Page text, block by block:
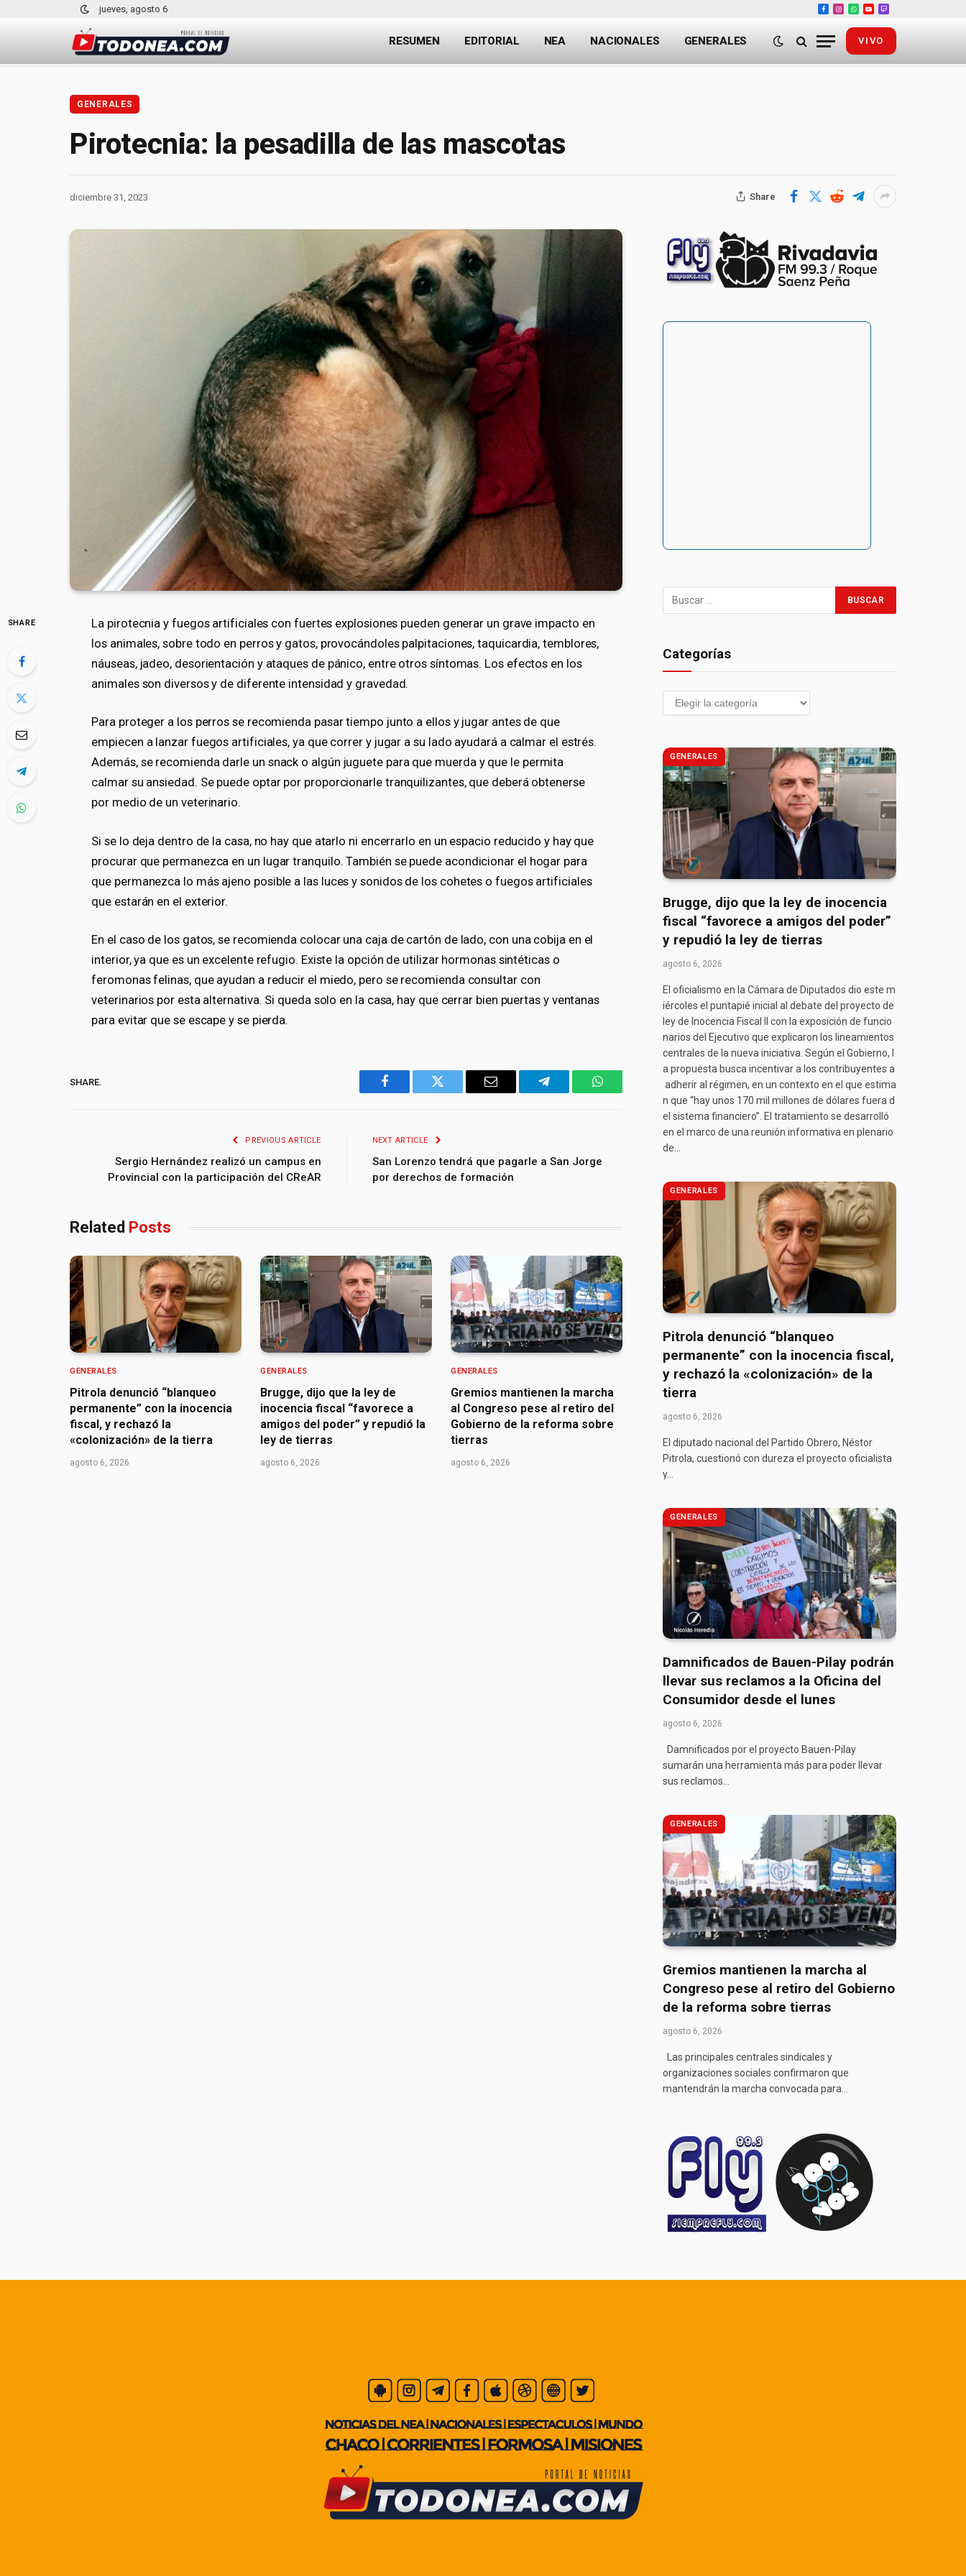
jueves, agosto 6
Facebook
Instagram
WhatsApp
YouTube
Twitch
RESUMEN EDITORIAL NEA NACIONALES GENERALES VIVO
GENERALES
Pirotecnia: la pesadilla de las mascotas
diciembre 31, 2023 Share
SHARE
La pirotecnia y fuegos artificiales con fuertes explosiones pueden generar un grave impacto en
los animales, sobre todo en perros y gatos, provocándoles palpitaciones, taquicardia, temblores,
náuseas, jadeo, desorientación y ataques de pánico, entre otros síntomas. Los efectos en los
animales son diversos y de diferente intensidad y gravedad.
Para proteger a los perros se recomienda pasar tiempo junto a ellos y jugar antes de que
empiecen a lanzar fuegos artificiales, ya que correr y jugar a su lado ayudará a calmar el estrés.
Además, se recomienda darle un snack o algún juguete para que muerda y que le permita
calmar su ansiedad. Se puede optar por proporcionarle tranquilizantes, que deberá obtenerse
por medio de un veterinario.
Si se lo deja dentro de la casa, no hay que atarlo ni encerrarlo en un espacio reducido y hay que
procurar que permanezca en un lugar tranquilo. También se puede acondicionar el hogar para
que permanezca lo más ajeno posible a las luces y sonidos de los cohetes o fuegos artificiales
que estarán en el exterior.
En el caso de los gatos, se recomienda colocar una caja de cartón de lado, con una cobija en el
interior, ya que es un excelente refugio. Existe la opción de utilizar hormonas sintéticas o
feromonas felinas, que ayudan a reducir el miedo, pero se recomienda consultar con
veterinarios por esta alternativa. Si queda solo en la casa, hay que cerrar bien puertas y ventanas
para evitar que se escape y se pierda.
SHARE.
Facebook Twitter Email Telegram WhatsApp
PREVIOUS ARTICLE
Sergio Hernández realizó un campus en
Provincial con la participación del CReAR
NEXT ARTICLE
San Lorenzo tendrá que pagarle a San Jorge
por derechos de formación
Related Posts
GENERALES
Pitrola denunció “blanqueo
permanente” con la inocencia
fiscal, y rechazó la
«colonización» de la tierra
agosto 6, 2026
GENERALES
Brugge, dijo que la ley de
inocencia fiscal “favorece a
amigos del poder” y repudió la
ley de tierras
agosto 6, 2026
GENERALES
Gremios mantienen la marcha
al Congreso pese al retiro del
Gobierno de la reforma sobre
tierras
agosto 6, 2026
Categorías
GENERALES
Brugge, dijo que la ley de inocencia
fiscal “favorece a amigos del poder”
y repudió la ley de tierras
agosto 6, 2026
El oficialismo en la Cámara de Diputados dio este m
iércoles el puntapié inicial al debate del proyecto de
ley de Inocencia Fiscal II con la exposición de funcio
narios del Ejecutivo que explicaron los lineamientos
centrales de la nueva iniciativa. Según el Gobierno, l
a propuesta busca incentivar a los contribuyentes a
adherir al régimen, en un contexto en el que estima
n que “hay unos 170 mil millones de dólares fuera d
el sistema financiero”. El tratamiento se desarrolló
en el marco de una reunión informativa en plenario
de…
GENERALES
Pitrola denunció “blanqueo
permanente” con la inocencia fiscal,
y rechazó la «colonización» de la
tierra
agosto 6, 2026
El diputado nacional del Partido Obrero, Néstor
Pitrola, cuestionó con dureza el proyecto oficialista
y…
GENERALES
Damnificados de Bauen-Pilay podrán
llevar sus reclamos a la Oficina del
Consumidor desde el lunes
agosto 6, 2026
Damnificados por el proyecto Bauen-Pilay
sumarán una herramienta más para poder llevar
sus reclamos…
GENERALES
Gremios mantienen la marcha al
Congreso pese al retiro del Gobierno
de la reforma sobre tierras
agosto 6, 2026
Las principales centrales sindicales y
organizaciones sociales confirmaron que
mantendrán la marcha convocada para…